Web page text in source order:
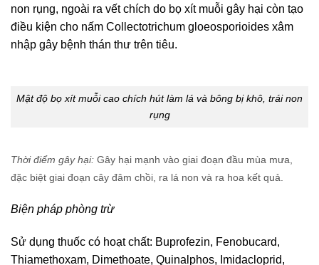
non rụng, ngoài ra vết chích do bọ xít muỗi gây hại còn tạo
điều kiện cho nấm Collectotrichum gloeosporioides xâm
nhập gây bệnh thán thư trên tiêu.
Mật độ bọ xít muỗi cao chích hút làm lá và bông bị khô, trái non
rụng
Thời điểm gây hại: Gây hại mạnh vào giai đoạn đầu mùa mưa,
đặc biệt giai đoạn cây đâm chồi, ra lá non và ra hoa kết quả.
Biện pháp phòng trừ
Sử dụng thuốc có hoạt chất: Buprofezin, Fenobucard,
Thiamethoxam, Dimethoate, Quinalphos, Imidacloprid,